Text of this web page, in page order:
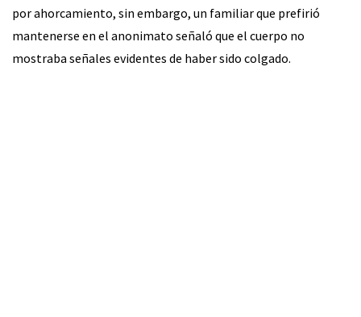
por ahorcamiento, sin embargo, un familiar que prefirió
mantenerse en el anonimato señaló que el cuerpo no
mostraba señales evidentes de haber sido colgado.